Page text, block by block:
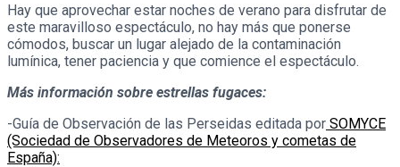
Hay que aprovechar estar noches de verano para disfrutar de
este maravilloso espectáculo, no hay más que ponerse
cómodos, buscar un lugar alejado de la contaminación
lumínica, tener paciencia y que comience el espectáculo.
Más información sobre estrellas fugaces:
-Guía de Observación de las Perseidas editada por SOMYCE
(Sociedad de Observadores de Meteoros y cometas de
España):